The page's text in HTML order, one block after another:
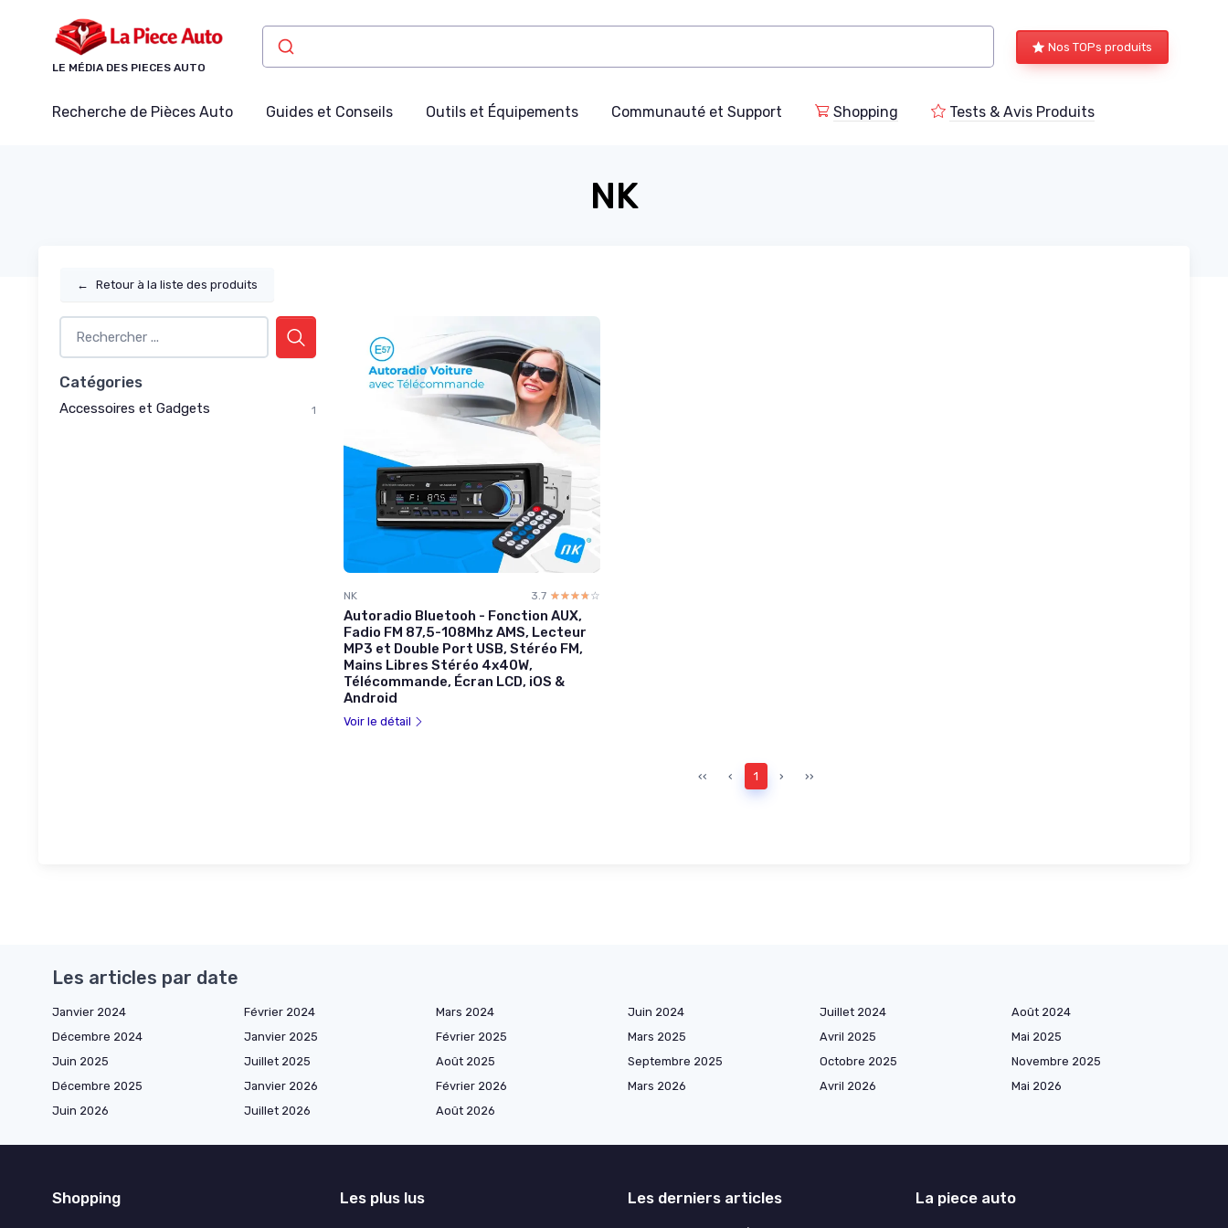
LE MÉDIA DES PIECES AUTO
Nos TOPs produits
Recherche de Pièces Auto Guides et Conseils Outils et Équipements Communauté et Support Shopping Tests & Avis Produits
NK
← Retour à la liste des produits
Catégories
Accessoires et Gadgets 1
NK 3.7 ☆☆☆☆☆
★★★★★
Autoradio Bluetooh - Fonction AUX,
Fadio FM 87,5-108Mhz AMS, Lecteur
MP3 et Double Port USB, Stéréo FM,
Mains Libres Stéréo 4x40W,
Télécommande, Écran LCD, iOS &
Android
Voir le détail
‹‹ ‹ 1 › ››
Les articles par date
Janvier 2024 Février 2024 Mars 2024 Juin 2024 Juillet 2024
Août 2024
Décembre 2024
Janvier 2025 Février 2025 Mars 2025 Avril 2025
Mai 2025
Juin 2025
Juillet 2025 Août 2025 Septembre 2025 Octobre 2025
Novembre 2025
Décembre 2025
Janvier 2026 Février 2026 Mars 2026 Avril 2026
Mai 2026
Juin 2026
Juillet 2026 Août 2026
Shopping Les plus lus Les derniers articles La piece auto